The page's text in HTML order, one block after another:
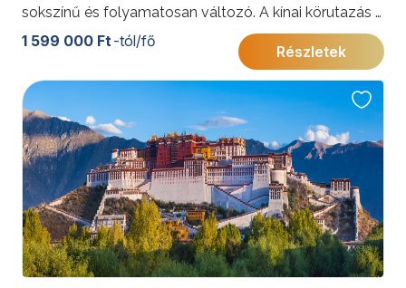
sokszínű és folyamatosan változó. A kínai körutazás a
legszebb látnivalók mellett Kína igazi arcát is
További érdekességekért Kínáról kattintson ide.
1 599 000 Ft -tól/fő
Részletek